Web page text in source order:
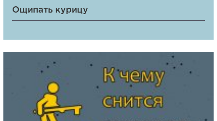
Ощипать курицу